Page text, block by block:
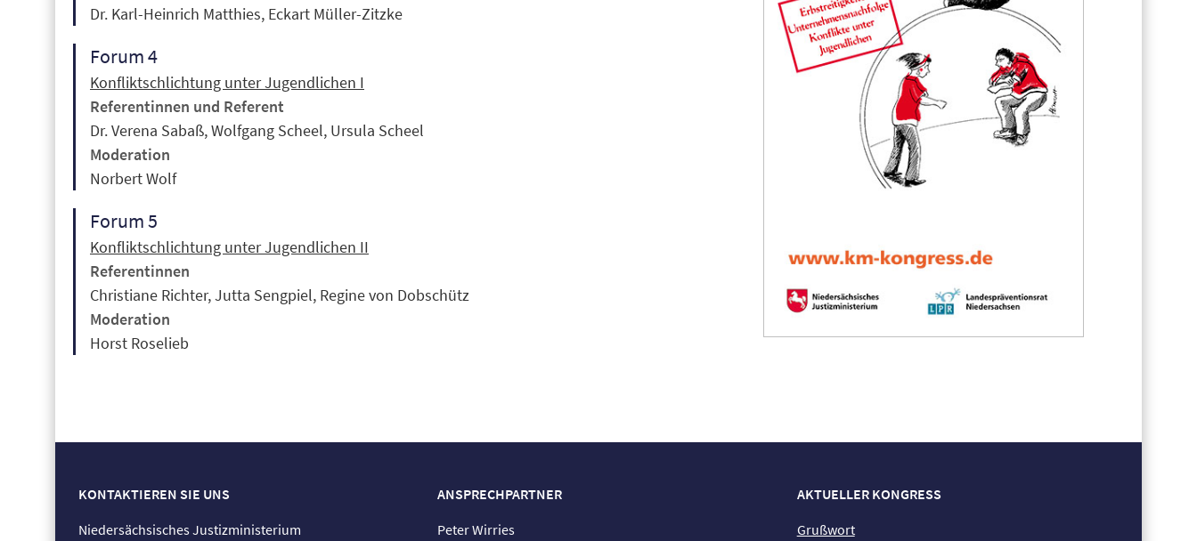
Dr. Karl-Heinrich Matthies, Eckart Müller-Zitzke
Forum 4
Konfliktschlichtung unter Jugendlichen I
Referentinnen und Referent
Dr. Verena Sabaß, Wolfgang Scheel, Ursula Scheel
Moderation
Norbert Wolf
Forum 5
Konfliktschlichtung unter Jugendlichen II
Referentinnen
Christiane Richter, Jutta Sengpiel, Regine von Dobschütz
Moderation
Horst Roselieb
KONTAKTIEREN SIE UNS
Niedersächsisches Justizministerium
ANSPRECHPARTNER
Peter Wirries
AKTUELLER KONGRESS
Grußwort